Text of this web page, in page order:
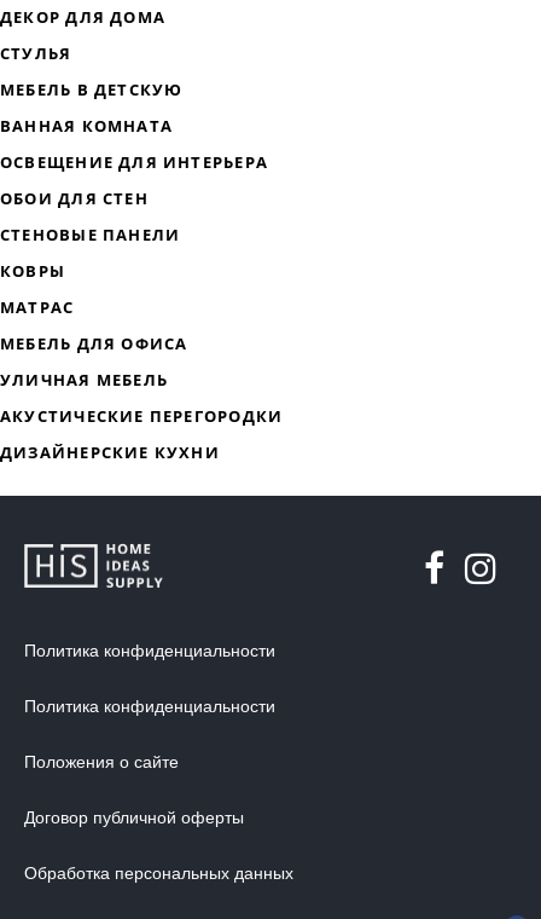
ХРАНЕНИЕ
ДЕКОР ДЛЯ ДОМА
МЕБЕЛЬ В ДЕТСКУЮ
ВАННАЯ КОМНАТА
СТЕНОВЫЕ ПАНЕЛИ
Политика конфиденциальности
Политика конфиденциальности
Положения о сайте
Договор публичной оферты
Обработка персональных данных